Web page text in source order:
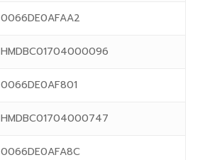
0066DE0AFAA2
HMDBC01704000096
0066DE0AF801
HMDBC01704000747
0066DE0AFA8C